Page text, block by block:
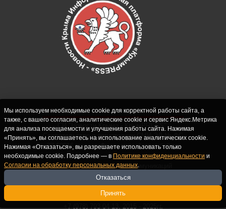
СИ "Новости Крыма - КрымPRESS".
Свидетельство о регистрации СМИ ЭЛ № ФС
77-62916 выдано Федеральной службой по
надзору в сфере связи, информационных
технологий и массовых коммуникаций
(Роскомнадзор) 10.09.2015. Учредитель и
главный редактор: Крутских С.М. Почта:
crimearfinfo@yandex.ru. Телефон Редакции:
+7 (978) 793 04 13. 2015 - 2025гг.
Мы используем необходимые cookie для корректной работы сайта, а
также, с вашего согласия, аналитические cookie и сервис Яндекс.Метрика
для анализа посещаемости и улучшения работы сайта. Нажимая
«Принять», вы соглашаетесь на использование аналитических cookie.
Нажимая «Отказаться», вы разрешаете использовать только
необходимые cookie. Подробнее — в Политике конфиденциальности и
Согласии на обработку персональных данных.
Отказаться
Принять